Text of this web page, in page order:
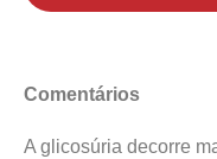
Comentários
A glicosúria decorre